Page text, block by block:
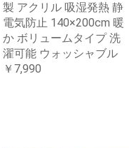
製 アクリル 吸湿発熱 静
電気防止 140×200cm 暖
か ボリュームタイプ 洗
濯可能 ウォッシャブル
￥7,990